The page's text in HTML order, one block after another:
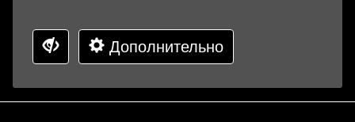
Дополнительно